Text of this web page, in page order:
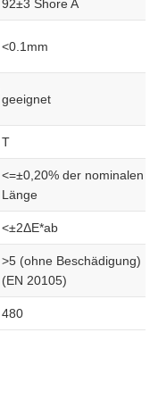
92±3 Shore A
<0.1mm
geeignet
T
<=±0,20% der nominalen
Länge
<±2ΔE*ab
>5 (ohne Beschädigung)
(EN 20105)
480